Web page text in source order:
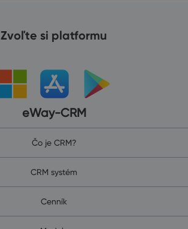
Zvoľte si platformu
eWay-CRM
Čo je CRM?
CRM systém
Cenník